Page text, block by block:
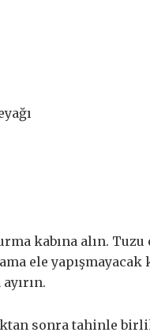
kabına alın.
ele
sonra tahinle